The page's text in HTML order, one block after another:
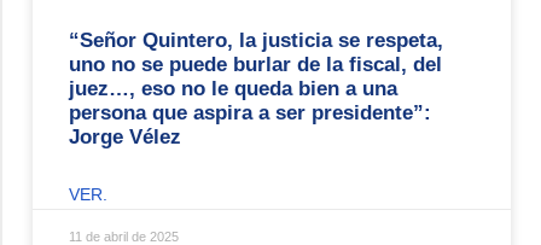
“Señor Quintero, la justicia se respeta,
uno no se puede burlar de la fiscal, del
juez…, eso no le queda bien a una
persona que aspira a ser presidente”:
Jorge Vélez
VER.
11 de abril de 2025